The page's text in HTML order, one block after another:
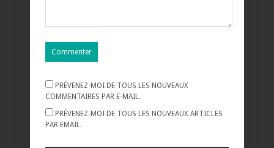
PRÉVENEZ-MOI DE TOUS LES NOUVEAUX
COMMENTAIRES PAR E-MAIL.
PRÉVENEZ-MOI DE TOUS LES NOUVEAUX ARTICLES
PAR EMAIL.